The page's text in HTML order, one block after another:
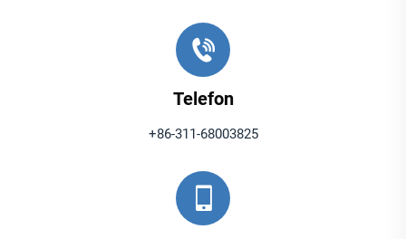
Telefon
+86-311-68003825